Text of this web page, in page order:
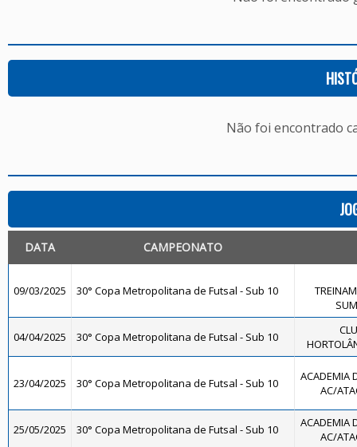
Não foi encontrado
DATA CAMPEONATO
09/03/2025 30° Copa Metropolitana de Futsal - Sub 10
04/04/2025 30° Copa Metropolitana de Futsal - Sub 10
23/04/2025 30° Copa Metropolitana de Futsal - Sub 10
ACADEMIA
AC/
25/05/2025 30° Copa Metropolitana de Futsal - Sub 10
ACADEMIA
AC/